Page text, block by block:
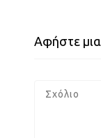
Αφήστε